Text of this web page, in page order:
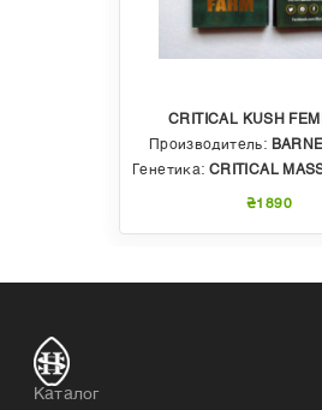
CRITICAL KUSH
Производитель:
Генетика: CRITICAL MASS
₴1890
Каталог